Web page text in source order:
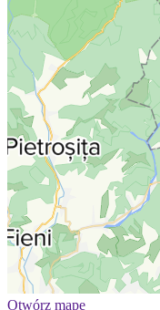
Otwórz mapę